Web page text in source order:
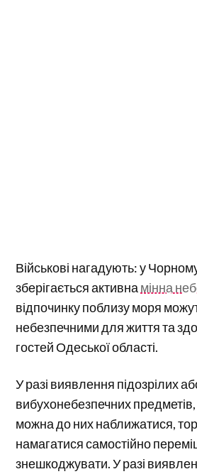
Військові нагадують: у
зберігається активнамінна
відпочинку поблизу моря
небезпечними для життя та
гостей Одеської області.
У разі виявлення підозрілих
вибухонебезпечних предметів,
можна до них наближатися,
намагатися самостійно
знешкоджувати. У разі